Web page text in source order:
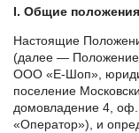
I. Общие положения
Настоящие
(далее —
ООО «Е-Шоп»,
поселение
домовладение 4,
«Оператор»), и